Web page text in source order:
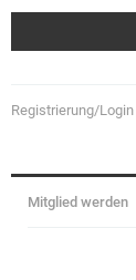
Registrierung/Login
Mitglied werden